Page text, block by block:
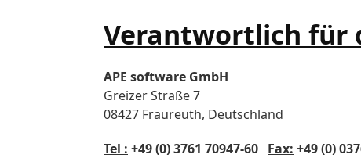
Verantwortlich für
APE software GmbH
Greizer Straße 7
08427 Fraureuth, Deutschland
Tel : +49 (0) 3761 70947-60 Fax: +49 (0)